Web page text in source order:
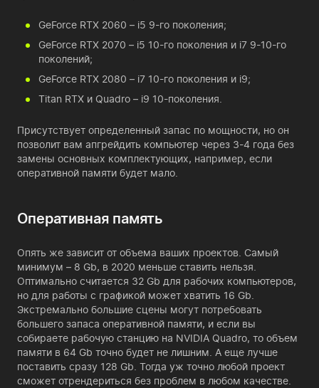
GeForce RTX 2060 – i5 9-го поколения;
GeForce RTX 2070 – i5 10-го поколения и i7 9-10-го
поколений;
GeForce RTX 2080 – i7 10-го поколения и i9;
Titan RTX и Quadro – i9 10-поколения.
Присутствует определенный запас по мощности, но он
позволит вам апгрейдить компьютер через 3-4 года без
замены основных комплектующих, например, если
оперативной памяти будет мало.
Оперативная память
Опять же зависит от объема ваших проектов. Самый
минимум – 8 Gb, в 2020 меньше ставить нельзя.
Оптимально считается 32 Gb для рабочих компьютеров,
но для работы с графикой может хватить 16 Gb.
Экстремально большие сцены могут потребовать
большего запаса оперативной памяти, и если вы
собираете рабочую станцию на NVIDIA Quadro, то объем
памяти в 64 Gb точно будет не лишним. А еще лучше
поставить сразу 128 Gb. Тогда уж точно любой проект
сможет отрендериться без проблем в любом качестве.